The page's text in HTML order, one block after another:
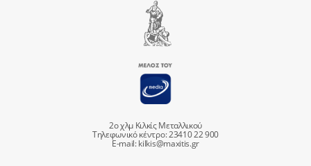
2ο χλμ Κιλκίς Μεταλλικού
Τηλεφωνικό κέντρο: 23410 22 900
E-mail:kilkis@maxitis.gr